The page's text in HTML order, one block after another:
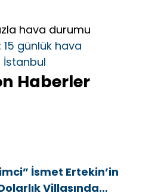
hava durumu
15 günlük hava
Haberler
İsmet Ertekin’in
Villasında